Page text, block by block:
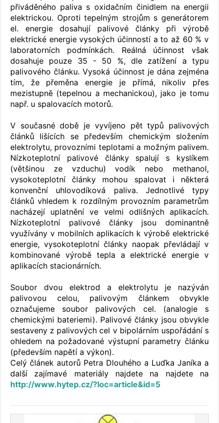
přiváděného paliva s oxidačním činidlem na energii
elektrickou. Oproti tepelným strojům s generátorem
el. energie dosahují palivové články při výrobě
elektrické energie vysokých účinností a to až 60 % v
laboratorních podmínkách. Reálná účinnost však
dosahuje pouze 35 - 50 %, dle zatížení a typu
palivového článku. Vysoká účinnost je dána zejména
tím, že přeměna energie je přímá, nikoliv přes
mezistupně (tepelnou a mechanickou), jako je tomu
např. u spalovacích motorů.
V současné době je vyvíjeno pět typů palivových
článků lišících se především chemickým složením
elektrolytu, provozními teplotami a možným palivem.
Nízkoteplotní palivové články spalují s kyslíkem
(většinou ze vzduchu) vodík nebo methanol,
vysokoteplotní články mohou spalovat i některá
konvenční uhlovodíková paliva. Jednotlivé typy
článků vhledem k rozdílným provozním parametrům
nacházejí uplatnění ve velmi odlišných aplikacích.
Nízkoteplotní palivové články jsou dominantně
využívány v mobilních aplikacích k výrobě elektrické
energie, vysokoteplotní články naopak převládají v
kombinované výrobě tepla a elektrické energie v
aplikacích stacionárních.
Soubor dvou elektrod a elektrolytu je nazýván
palivovou celou, palivovým článkem obvykle
označujeme soubor palivových cel. (analogie s
chemickými bateriemi). Palivové články jsou obvykle
sestaveny z palivových cel v bipolárním uspořádání s
ohledem na požadované výstupní parametry článku
(především napětí a výkon).
Celý článek autorů Petra Dlouhého a Luďka Janíka a
další zajímavé materiály najdete na najdete na
http://www.hytep.cz/?loc=article&id=5